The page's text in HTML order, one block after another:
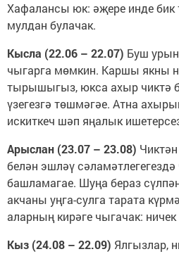
Хафалансы юк: әҗере инде бик
мулдан булачак.
Кысла (22.06 – 22.07) Буш
чыгарга мөмкин. Каршы якны
тырышыгыз, юкса ахыр чиктә
үзегезгә төшмәгәе. Атна
искиткеч шәп яңалык
Арыслан (23.07 – 23.08)
белән эшләү
башламагае. Шуңа бераз
акчаны уңга-сулга тарата
аларның кирәге чыгачак: ничек
Кыз (24.08 – 22.09) Ялгызлар,